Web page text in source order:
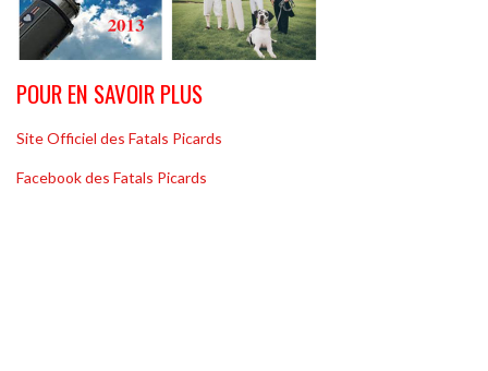
POUR EN SAVOIR PLUS
Site Officiel des Fatals Picards
Facebook des Fatals Picards